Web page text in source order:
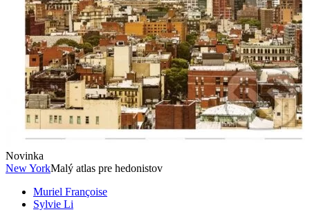
Novinka
New YorkMalý atlas pre hedonistov
Muriel Françoise
Sylvie Li